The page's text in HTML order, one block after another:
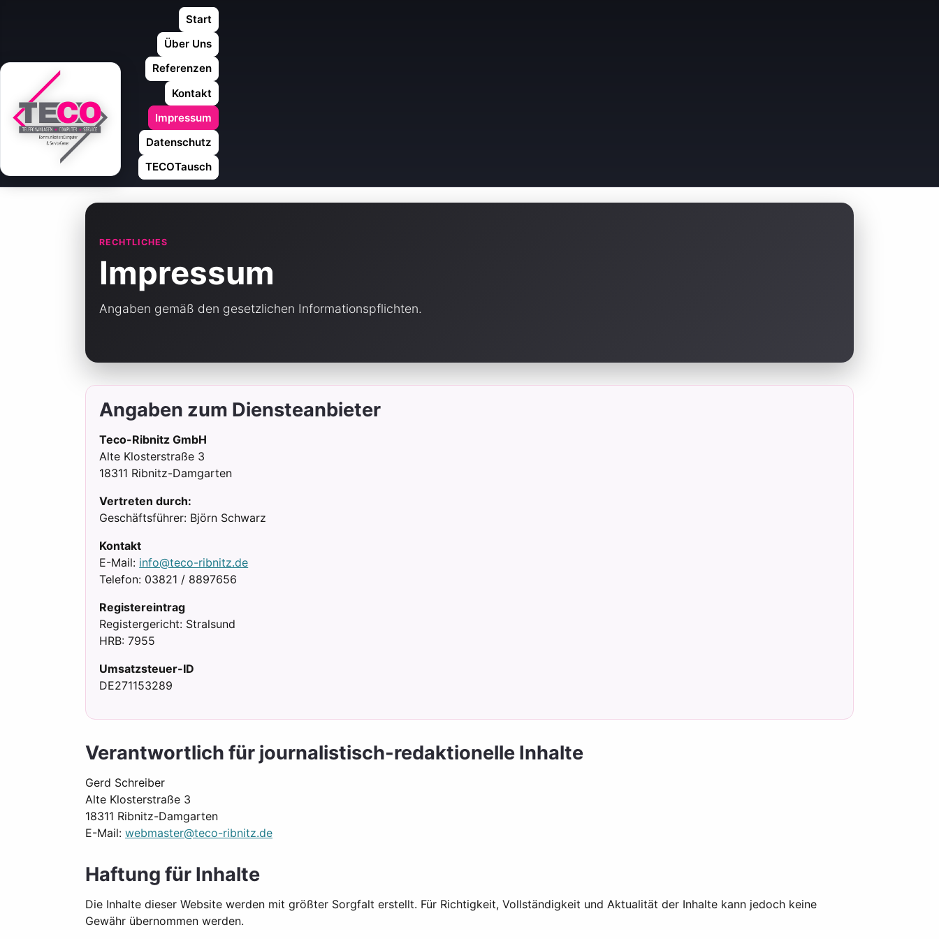
Start
Über Uns
Referenzen
Kontakt
Impressum
Datenschutz
TECOTausch
RECHTLICHES
Impressum
Angaben gemäß den gesetzlichen Informationspflichten.
Angaben zum Diensteanbieter
Teco-Ribnitz GmbH
Alte Klosterstraße 3
18311 Ribnitz-Damgarten
Vertreten durch:
Geschäftsführer: Björn Schwarz
Kontakt
E-Mail: info@teco-ribnitz.de
Telefon: 03821 / 8897656
Registereintrag
Registergericht: Stralsund
HRB: 7955
Umsatzsteuer-ID
DE271153289
Verantwortlich für journalistisch-redaktionelle Inhalte
Gerd Schreiber
Alte Klosterstraße 3
18311 Ribnitz-Damgarten
E-Mail: webmaster@teco-ribnitz.de
Haftung für Inhalte
Die Inhalte dieser Website werden mit größter Sorgfalt erstellt. Für Richtigkeit, Vollständigkeit und Aktualität der Inhalte kann jedoch keine
Gewähr übernommen werden.